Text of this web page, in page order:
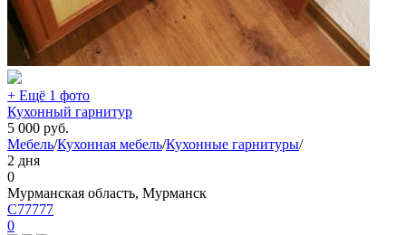
+ Ещё 1 фото
Кухонный гарнитур
5 000 руб.
Мебель/Кухонная мебель/Кухонные гарнитуры/
2 дня
0
Мурманская область, Мурманск
С77777
0